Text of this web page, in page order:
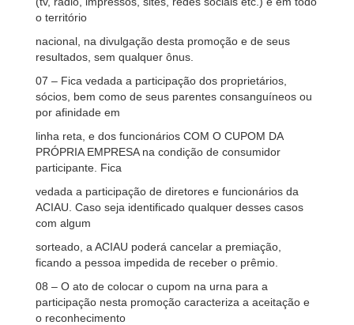
o território
nacional, na divulgação desta promoção e de seus
resultados, sem qualquer ônus.
07 – Fica vedada a participação dos proprietários,
sócios, bem como de seus parentes consanguíneos ou
por afinidade em
linha reta, e dos funcionários COM O CUPOM DA
PRÓPRIA EMPRESA na condição de consumidor
participante. Fica
vedada a participação de diretores e funcionários da
ACIAU. Caso seja identificado qualquer desses casos
com algum
sorteado, a ACIAU poderá cancelar a premiação,
ficando a pessoa impedida de receber o prêmio.
08 – O ato de colocar o cupom na urna para a
participação nesta promoção caracteriza a aceitação e
o reconhecimento